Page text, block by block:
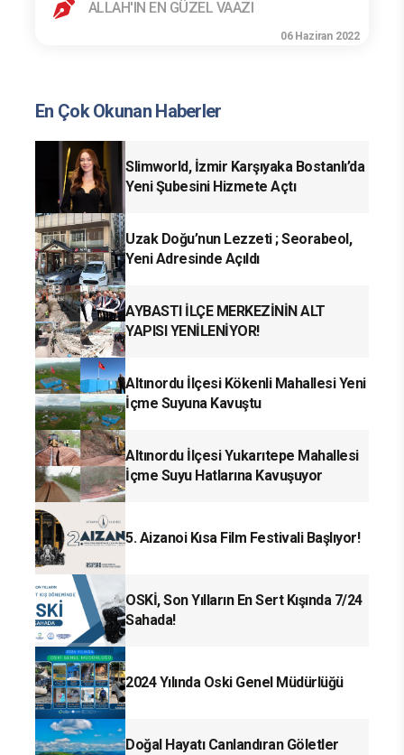
ALLAH'IN EN GÜZEL VAAZI
06 Haziran 2022
En Çok Okunan Haberler
Slimworld, İzmir Karşıyaka Bostanlı’da
Yeni Şubesini Hizmete Açtı
Uzak Doğu’nun Lezzeti ; Seorabeol,
Yeni Adresinde Açıldı
AYBASTI İLÇE MERKEZİNİN ALT
YAPISI YENİLENİYOR!
Altınordu İlçesi Kökenli Mahallesi Yeni
İçme Suyuna Kavuştu
Altınordu İlçesi Yukarıtepe Mahallesi
İçme Suyu Hatlarına Kavuşuyor
5. Aizanoi Kısa Film Festivali Başlıyor!
OSKİ, Son Yılların En Sert Kışında 7/24
Sahada!
2024 Yılında Oski Genel Müdürlüğü
Doğal Hayatı Canlandıran Göletler